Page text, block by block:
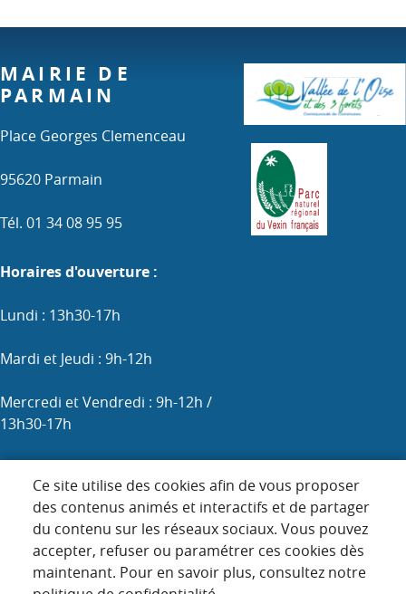
Ce site utilise des cookies afin de vous proposer
des contenus animés et interactifs et de partager
du contenu sur les réseaux sociaux. Vous pouvez
accepter, refuser ou paramétrer ces cookies dès
maintenant. Pour en savoir plus, consultez notre
MAIRIE DE
PARMAIN
Place Georges Clemenceau
95620 Parmain
Tél. 01 34 08 95 95
Horaires d'ouverture :
Lundi : 13h30-17h
Mardi et Jeudi : 9h-12h
Mercredi et Vendredi : 9h-12h /
13h30-17h
Menu
Pied
ACCUEIL